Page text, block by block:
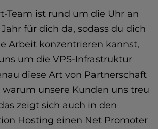
Team ist rund um die Uhr an
für dich da, sodass du dich
Arbeit konzentrieren kannst,
um die VPS-Infrastruktur
diese Art von Partnerschaft
warum unsere Kunden uns treu
zeigt sich auch in den
Hosting einen Net Promoter